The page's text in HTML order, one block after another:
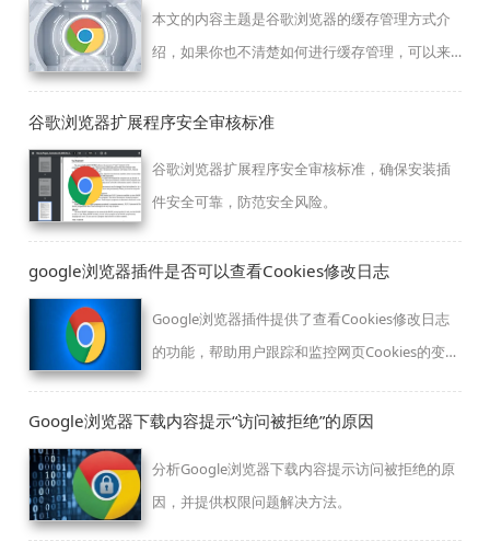
本文的内容主题是谷歌浏览器的缓存管理方式介
绍，如果你也不清楚如何进行缓存管理，可以来
谷歌浏览器扩展程序安全审核标准
谷歌浏览器扩展程序安全审核标准，确保安装插
件安全可靠，防范安全风险。
google浏览器插件是否可以查看Cookies修改日志
Google浏览器插件提供了查看Cookies修改日志
的功能，帮助用户跟踪和监控网页Cookies的变
保用户可以了解并控制自己浏览的网页行为。
Google浏览器下载内容提示“访问被拒绝”的原因
分析Google浏览器下载内容提示访问被拒绝的原
因，并提供权限问题解决方法。